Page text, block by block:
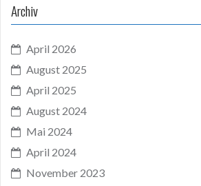
Archiv
April 2026
August 2025
April 2025
August 2024
Mai 2024
April 2024
November 2023